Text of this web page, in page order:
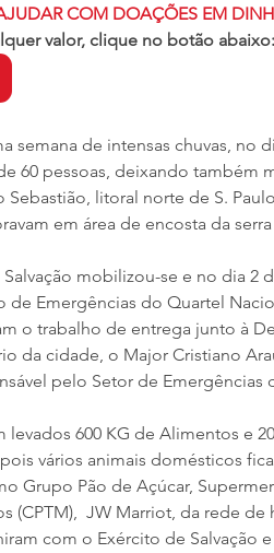
COM DOAÇÕES EM
valor, clique no botão abaixo:
semana de intensas chuvas, no
60 pessoas, deixando também
Sebastião, litoral norte de S.
em área de encosta da
mobilizou-se e no dia 2
de Emergências do Quartel
o trabalho de entrega junto à
da cidade, o Major Cristiano
pelo Setor de Emergências
levados 600 KG de Alimentos e
vários animais domésticos
Grupo Pão de Açúcar,
(CPTM),  JW Marriot, da rede
com o Exército de Salvação